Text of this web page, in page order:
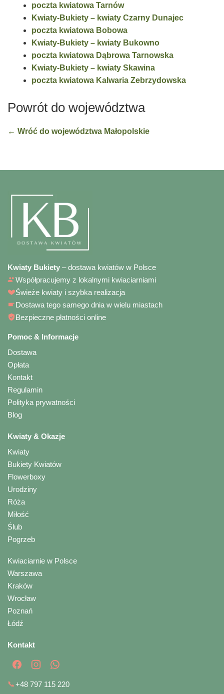
poczta kwiatowa Tarnów
Kwiaty-Bukiety – kwiaty Czarny Dunajec
poczta kwiatowa Bobowa
Kwiaty-Bukiety – kwiaty Bukowno
poczta kwiatowa Dąbrowa Tarnowska
Kwiaty-Bukiety – kwiaty Skawina
poczta kwiatowa Kalwaria Zebrzydowska
Powrót do województwa
← Wróć do województwa Małopolskie
Kwiaty Bukiety – dostawa kwiatów w Polsce
Współpracujemy z lokalnymi kwiaciarniami
Świeże kwiaty i szybka realizacja
Dostawa tego samego dnia w wielu miastach
Bezpieczne płatności online
Pomoc & Informacje
Dostawa
Opłata
Kontakt
Regulamin
Polityka prywatności
Blog
Kwiaty & Okazje
Kwiaty
Bukiety Kwiatów
Flowerboxy
Urodziny
Róża
Miłość
Ślub
Pogrzeb
Kwiaciarnie w Polsce
Warszawa
Kraków
Wrocław
Poznań
Łódź
Kontakt
📞+48 797 115 220